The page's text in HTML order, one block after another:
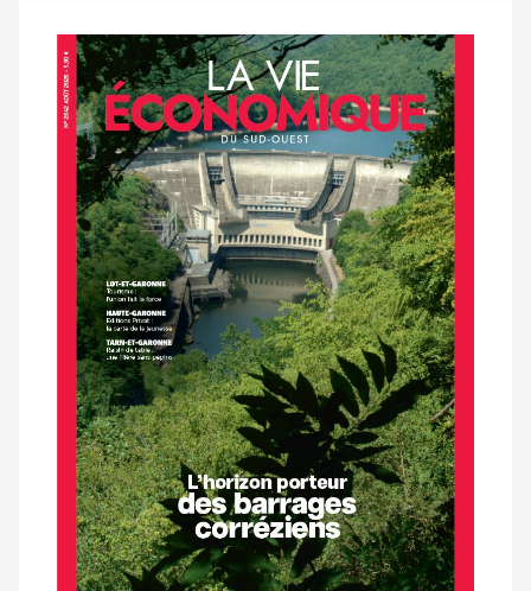
Notre
dernier
magazine